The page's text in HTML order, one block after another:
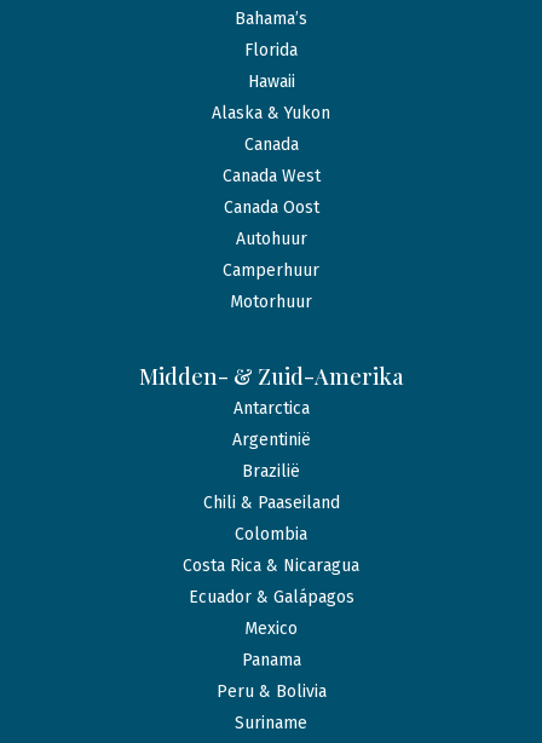
Bahama’s
Florida
Hawaii
Alaska & Yukon
Canada
Canada West
Canada Oost
Autohuur
Camperhuur
Motorhuur
Midden- & Zuid-Amerika
Antarctica
Argentinië
Brazilië
Chili & Paaseiland
Colombia
Costa Rica & Nicaragua
Ecuador & Galápagos
Mexico
Panama
Peru & Bolivia
Suriname